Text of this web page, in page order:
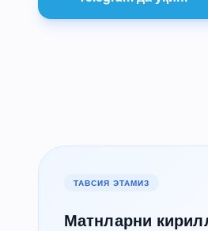
ТАВСИЯ ЭТАМИЗ
Матнларни